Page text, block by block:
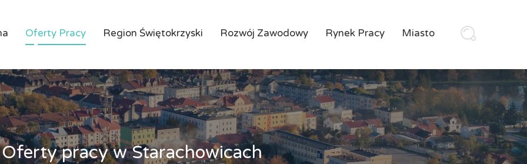
Oferty Pracy Region Świętokrzyski Rozwój Zawodowy Rynek Pracy Miasto
Oferty pracy w Starachowicach